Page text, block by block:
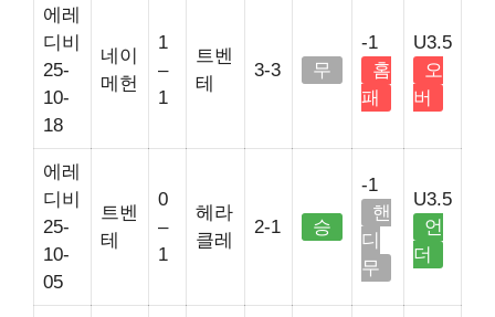
에레
디비
25-
10-
18
네이
메헌
1
–
1
트벤
테
3-3 무
-1
홈
패
U3.5
오
버
에레
디비
25-
10-
05
트벤
테
0
–
1
헤라
클레
2-1 승
-1
핸
디
무
U3.5
언
더